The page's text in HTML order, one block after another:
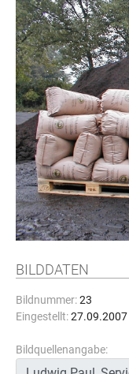
BILDDATEN
Bildnummer:23
Eingestellt:27.09.2007
Bildquellenangabe: